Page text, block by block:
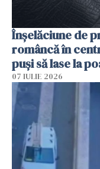
Înșelăciune de
româncă în
puși să lase la
07 IULIE 2026